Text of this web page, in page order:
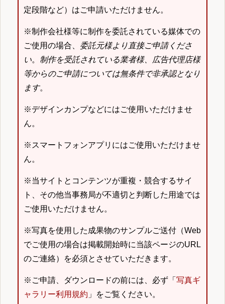
定段階など）はご申請いただけません。
※制作会社様等に制作を委託されている媒体での
ご使用の場合、 委託元様より直接ご申請くださ
い。 制作を受託されている業者様、広告代理店様
等からのご申請については無条件で非承認となり
ます。
※デザインカンプなどにはご使用いただけませ
ん。
※スマートフォンアプリにはご使用いただけませ
ん。
※当サイトとコンテンツが重複・競合するサイ
ト、その他当事務局が不適切と判断した用途では
ご使用いただけません。
※写真を使用した成果物のサンプルご送付（Web
でご使用の場合は掲載開始時に当該ページのURL
のご連絡）を必須とさせていただきます。
※ご申請、ダウンロードの前には、必ず「 写真ギ
ャラリー利用規約 」をご覧ください。